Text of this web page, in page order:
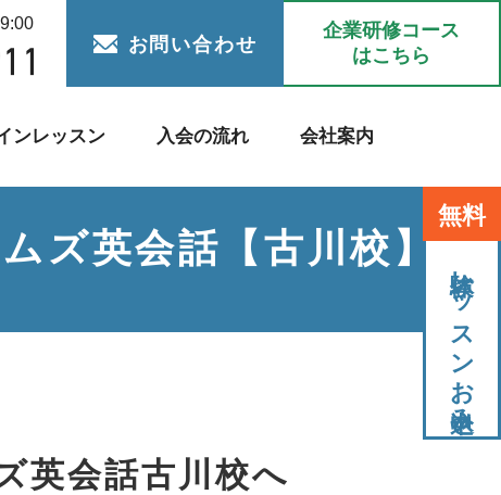
お問い合わせ
企業研修コース
はこちら
ンレッスン 入会の流れ 会社案内
無料
体験レッスンお申込み
ズ英会話【古川校】
英会話古川校へ